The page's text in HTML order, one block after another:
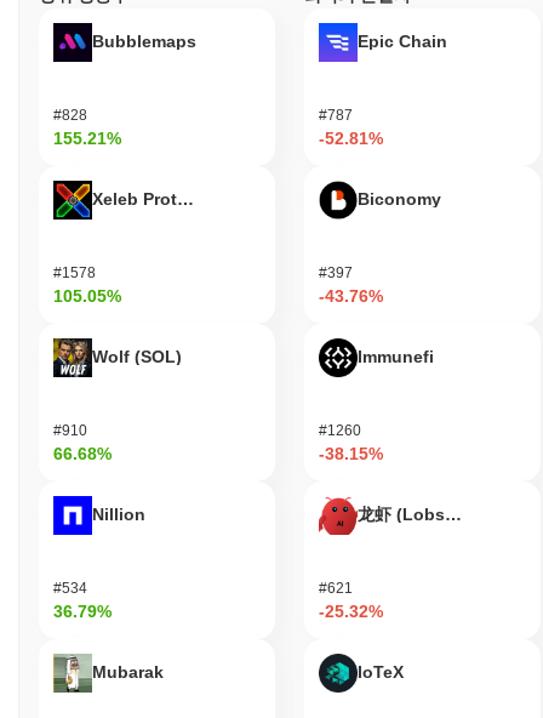
Bubblemaps
#828
155.21%
Xeleb Protocol
#1578
105.05%
Wolf (SOL)
#910
66.68%
Nillion
#534
36.79%
Mubarak
Epic Chain
#787
-52.81%
Biconomy
#397
-43.76%
Immunefi
#1260
-38.15%
龙虾 (Lobster)
#621
-25.32%
IoTeX